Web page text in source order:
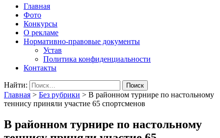
Главная
Фото
Конкурсы
О рекламе
Нормативно-правовые документы
Устав
Политика конфиденциальности
Контакты
Найти:
Главная > Без рубрики > В районном турнире по настольному
теннису приняли участие 65 спортсменов
В районном турнире по настольному